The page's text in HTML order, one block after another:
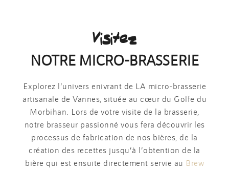
Visitez
NOTRE MICRO-BRASSERIE
Explorez l’univers enivrant de LA micro-brasserie
artisanale de Vannes, située au cœur du Golfe du
Morbihan. Lors de votre visite de la brasserie,
notre brasseur passionné vous fera découvrir les
processus de fabrication de nos bières, de la
création des recettes jusqu’à l’obtention de la
bière qui est ensuite directement servie au Brew